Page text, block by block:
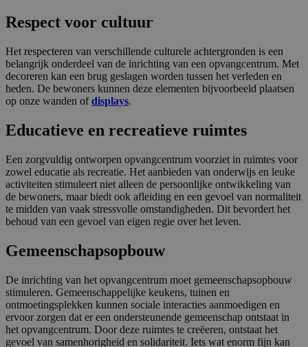
Respect voor cultuur
Het respecteren van verschillende culturele achtergronden is een
belangrijk onderdeel van de inrichting van een opvangcentrum. Met
decoreren kan een brug geslagen worden tussen het verleden en
heden. De bewoners kunnen deze elementen bijvoorbeeld plaatsen
op onze wanden ofdisplays.
Educatieve en recreatieve ruimtes
Een zorgvuldig ontworpen opvangcentrum voorziet in ruimtes voor
zowel educatie als recreatie. Het aanbieden van onderwijs en leuke
activiteiten stimuleert niet alleen de persoonlijke ontwikkeling van
de bewoners, maar biedt ook afleiding en een gevoel van normaliteit
te midden van vaak stressvolle omstandigheden. Dit bevordert het
behoud van een gevoel van eigen regie over het leven.
Gemeenschapsopbouw
De inrichting van het opvangcentrum moet gemeenschapsopbouw
stimuleren. Gemeenschappelijke keukens, tuinen en
ontmoetingsplekken kunnen sociale interacties aanmoedigen en
ervoor zorgen dat er een ondersteunende gemeenschap ontstaat in
het opvangcentrum. Door deze ruimtes te creëeren, ontstaat het
gevoel van samenhorigheid en solidariteit. Iets wat enorm fijn kan